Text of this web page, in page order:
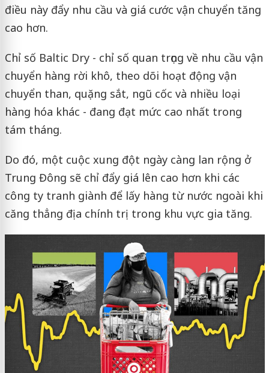
điều này đẩy nhu cầu và giá cước vận chuyển tăng
cao hơn.
Chỉ số Baltic Dry - chỉ số quan trọng về nhu cầu vận
chuyển hàng rời khô, theo dõi hoạt động vận
chuyển than, quặng sắt, ngũ cốc và nhiều loại
hàng hóa khác - đang đạt mức cao nhất trong
tám tháng.
Do đó, một cuộc xung đột ngày càng lan rộng ở
Trung Đông sẽ chỉ đẩy giá lên cao hơn khi các
công ty tranh giành để lấy hàng từ nước ngoài khi
căng thẳng địa chính trị trong khu vực gia tăng.